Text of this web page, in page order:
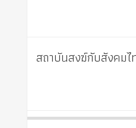
สถาบันสงฆ์กับสังคมไ